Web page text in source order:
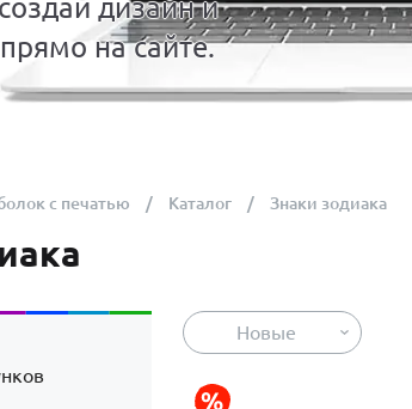
дизайн и
на сайте.
с печатью Каталог Знаки зодиака
Новые